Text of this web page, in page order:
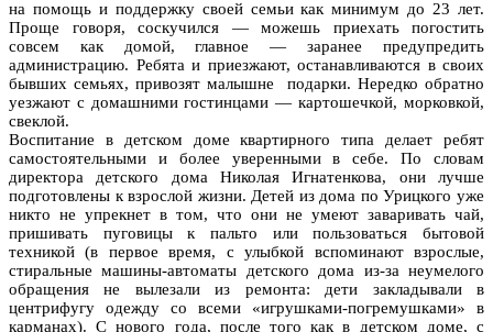
на помощь и поддержку своей семьи как минимум до 23 лет.
Проще говоря, соскучился — можешь приехать погостить
совсем как домой, главное — заранее предупредить
администрацию. Ребята и приезжают, останавливаются в своих
бывших семьях, привозят малышне подарки. Нередко обратно
уезжают с домашними гостинцами — картошечкой, морковкой,
свеклой.
Воспитание в детском доме квартирного типа делает ребят
самостоятельными и более уверенными в себе. По словам
директора детского дома Николая Игнатенкова, они лучше
подготовлены к взрослой жизни. Детей из дома по Урицкого уже
никто не упрекнет в том, что они не умеют заваривать чай,
пришивать пуговицы к пальто или пользоваться бытовой
техникой (в первое время, с улыбкой вспоминают взрослые,
стиральные машины-автоматы детского дома из-за неумелого
обращения не вылезали из ремонта: дети закладывали в
центрифугу одежду со всеми «игрушками-погремушками» в
карманах). С нового года, после того как в детском доме, с